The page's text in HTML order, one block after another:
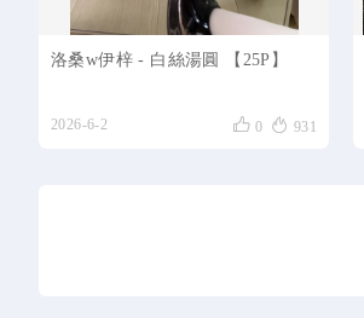
洛桑w伊梓 - 白絲湯圓 【25P】
2026-6-2  0  931